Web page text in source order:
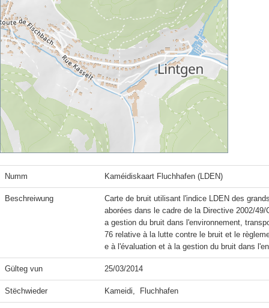
Numm Kaméidiskaart Fluchhafen (LDEN)
Beschreiwung
Carte de bruit utilisant l'indice LDEN des
aborées dans le cadre de la Directive 2002/
a gestion du bruit dans l'environnement,
76 relative à la lutte contre le bruit et le
e à l'évaluation et à la gestion du bruit dans
Gülteg vun 25/03/2014
Stëchwieder Kameidi,  Fluchhafen